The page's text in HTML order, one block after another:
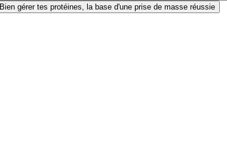
Bien gérer tes protéines, la base d'une prise de masse réussie